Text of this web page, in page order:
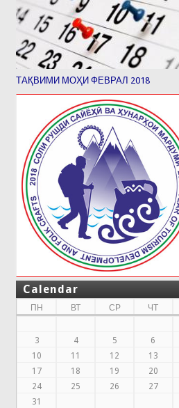
ТАҚВИМИ МОҲИ ФЕВРАЛ 2018
Calendar
ПН ВТ СР ЧТ
3
4 5 6
10
11 12 13
17
18 19 20
24
25 26 27
31